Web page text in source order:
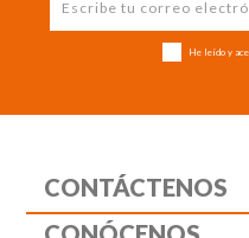
He leído y
CONTÁCTENOS